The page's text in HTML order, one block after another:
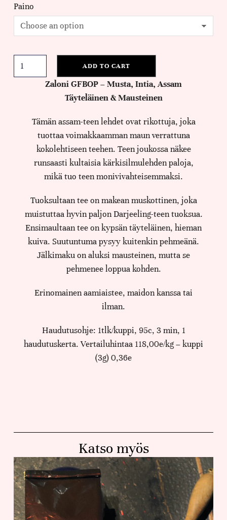
Paino
ADD TO CART
Zaloni GFBOP – Musta, Intia, Assam
Täyteläinen & Mausteinen
Tämän assam-teen lehdet ovat rikottuja, joka
tuottaa voimakkaamman maun verrattuna
kokolehtiseen teehen. Teen joukossa näkee
runsaasti kultaisia kärkisilmulehden paloja,
mikä tuo teen monivivahteisemmaksi.
Tuoksultaan tee on makean muskottinen, joka
muistuttaa hyvin paljon Darjeeling-teen tuoksua.
Ensimaultaan tee on kypsän täyteläinen, hieman
kuiva. Suutuntuma pysyy kuitenkin pehmeänä.
Jälkimaku on aluksi mausteinen, mutta se
pehmenee loppua kohden.
Erinomainen aamiaistee, maidon kanssa tai
ilman.
Haudutusohje: 1tlk/kuppi, 95c, 3 min, 1
haudutuskerta. Vertailuhintaa 118,00e/kg – kuppi
(3g) 0,36e
Katso myös